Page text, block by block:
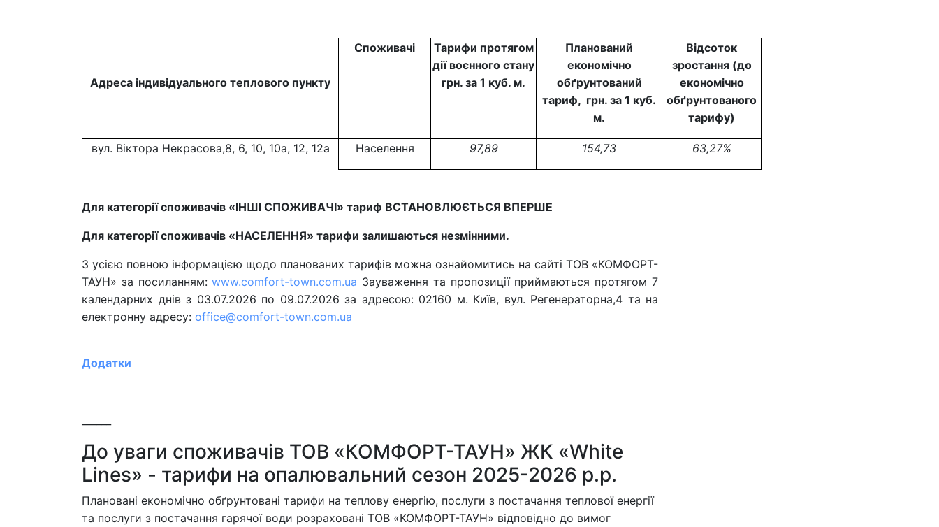
Адреса індивідуального теплового пункту
Споживачі
Тарифи протягом
дії воєнного стану
грн. за 1 куб. м.
Планований
економічно
обґрунтований
тариф, грн. за 1 куб.
м.
Відсоток
зростання (до
економічно
обґрунтованого
тарифу)
вул. Віктора Некрасова,8, 6, 10, 10а, 12, 12а Населення 97,89 154,73 63,27%
Для категорії споживачів «ІНШІ СПОЖИВАЧІ» тариф ВСТАНОВЛЮЄТЬСЯ ВПЕРШЕ
Для категорії споживачів «НАСЕЛЕННЯ» тарифи залишаються незмінними.
З усією повною інформацією щодо планованих тарифів можна ознайомитись на сайті ТОВ «КОМФОРТ-
ТАУН» за посиланням:www.comfort-town.com.ua Зауваження та пропозиції приймаються протягом 7
календарних днів з 03.07.2026 по 09.07.2026 за адресою: 02160 м. Київ, вул. Регенераторна,4 та на
електронну адресу: office@comfort-town.com.ua
Додатки
До уваги споживачів ТОВ «КОМФОРТ-ТАУН» ЖК «White
Lines» - тарифи на опалювальний сезон 2025-2026 р.р.
Плановані економічно обґрунтовані тарифи на теплову енергію, послуги з постачання теплової енергії
та послуги з постачання гарячої води розраховані ТОВ «КОМФОРТ-ТАУН» відповідно до вимог